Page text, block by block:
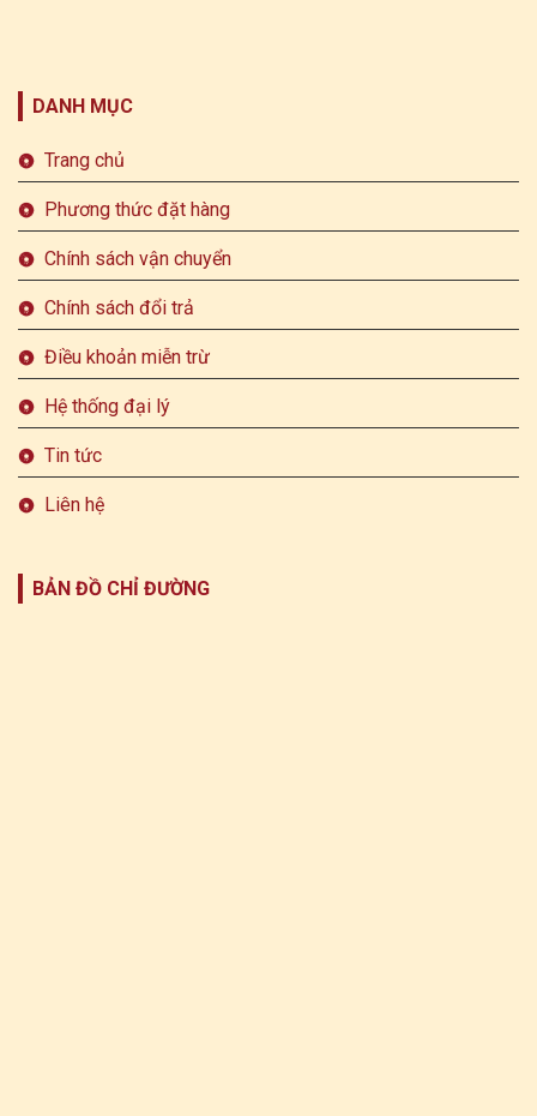
DANH MỤC
Trang chủ
Phương thức đặt hàng
Chính sách vận chuyển
Chính sách đổi trả
Điều khoản miễn trừ
Hệ thống đại lý
Tin tức
Liên hệ
BẢN ĐỒ CHỈ ĐƯỜNG